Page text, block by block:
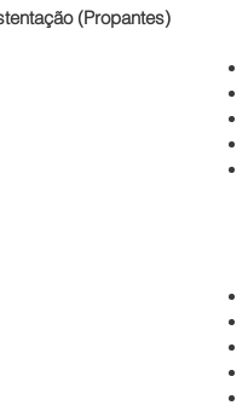
(Propantes)